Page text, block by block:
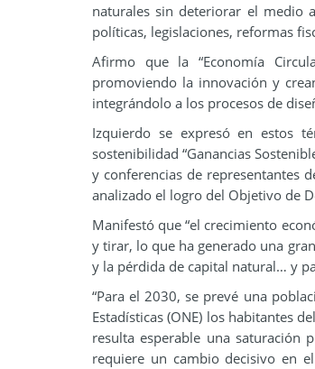
naturales sin deteriorar el medio
políticas, legislaciones, reformas
Afirmo que la “Economía
promoviendo la innovación y
integrándolo a los procesos de
Izquierdo se expresó en estos
sostenibilidad “Ganancias
y conferencias de representantes
analizado el logro del Objetivo de
Manifestó que “el crecimiento
y tirar, lo que ha generado una
y la pérdida de capital natural… y
“Para el 2030, se prevé una
Estadísticas (ONE) los habitantes
resulta esperable una saturación
requiere un cambio decisivo en